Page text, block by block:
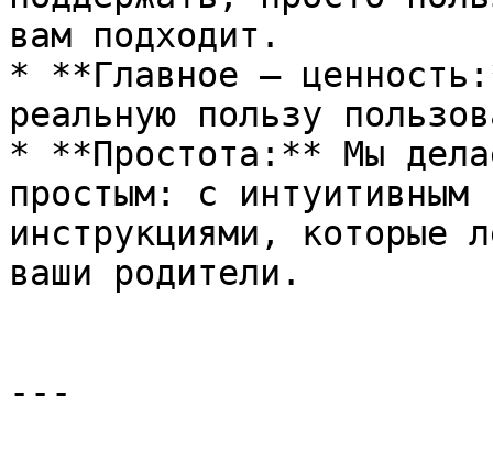
вам подходит.
* **Главное —
реальную пользу
* **Простота:** Мы
простым: с интуитивным
инструкциями, которые
ваши родители.
---